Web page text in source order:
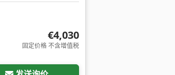
€4,030
固定价格 不含增值税